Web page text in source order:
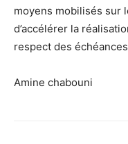
moyens mobilisés sur
d’accélérer la
respect des
Amine chabouni